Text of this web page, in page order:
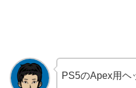
PS5のApex用ヘ